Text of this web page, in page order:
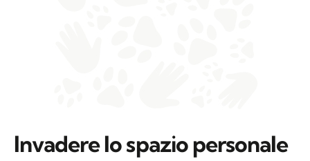
Invadere lo spazio personale